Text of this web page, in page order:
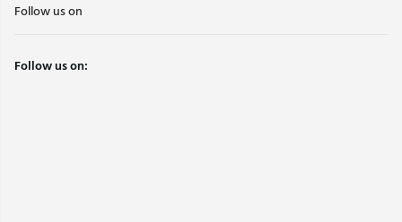
Follow us on
Follow us on: